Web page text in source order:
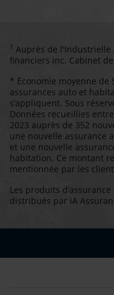
1 Auprès de l'Industrielle
financiers inc. Cabinet
* Économie moyenne de
assurances auto et
s’appliquent. Sous
Données recueillies
2023 auprès de 352
une nouvelle assurance
et une nouvelle
habitation. Ce montant
mentionnée par les
Les produits
distribués par iA